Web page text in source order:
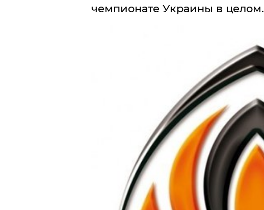
чемпионате Украины в целом.